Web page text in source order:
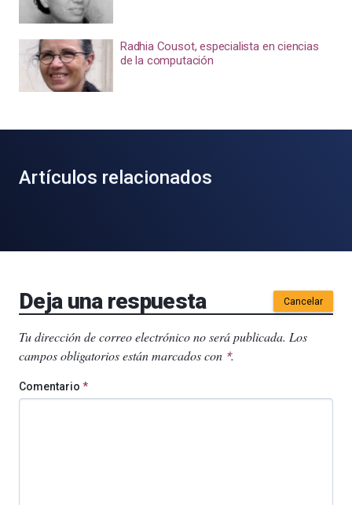
Radhia Cousot, especialista en ciencias
de la computación
Artículos relacionados
Deja una respuesta Cancelar
Tu dirección de correo electrónico no será publicada. Los
campos obligatorios están marcados con *.
Comentario *